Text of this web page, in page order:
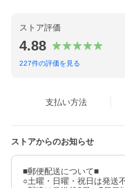
ストア評価
4.88
227件の評価を見る
支払い方法
ストアからのお知らせ
■郵便配送について■
○土曜・日曜・祝日は発送